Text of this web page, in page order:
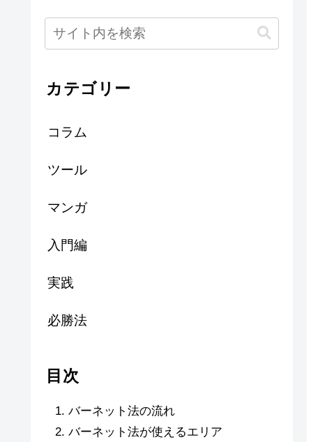
カテゴリー
コラム
ツール
マンガ
入門編
実践
必勝法
目次
バーネット法の流れ
バーネット法が使えるエリア